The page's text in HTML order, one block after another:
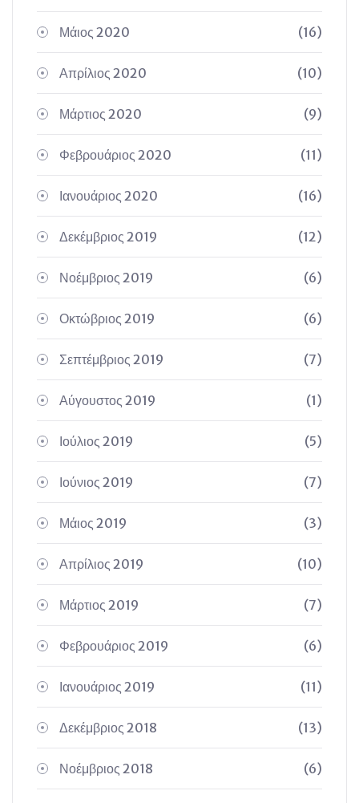
Μάιος 2020 (16)
Απρίλιος 2020 (10)
Μάρτιος 2020 (9)
Φεβρουάριος 2020 (11)
Ιανουάριος 2020 (16)
Δεκέμβριος 2019 (12)
Νοέμβριος 2019 (6)
Οκτώβριος 2019 (6)
Σεπτέμβριος 2019 (7)
Αύγουστος 2019 (1)
Ιούλιος 2019 (5)
Ιούνιος 2019 (7)
Μάιος 2019 (3)
Απρίλιος 2019 (10)
Μάρτιος 2019 (7)
Φεβρουάριος 2019 (6)
Ιανουάριος 2019 (11)
Δεκέμβριος 2018 (13)
Νοέμβριος 2018 (6)